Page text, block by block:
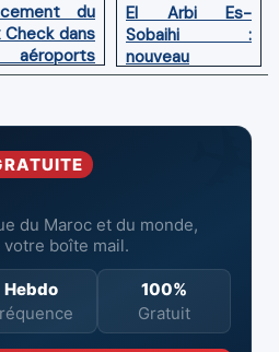
du
Check dans
aéroports
El Arbi Es-
Sobaihi :
nouveau
directeur à la
l’Aéroport
Mohammed V
du Maroc et du monde,
votre boîte mail.
Hebdo
100%
Gratuit